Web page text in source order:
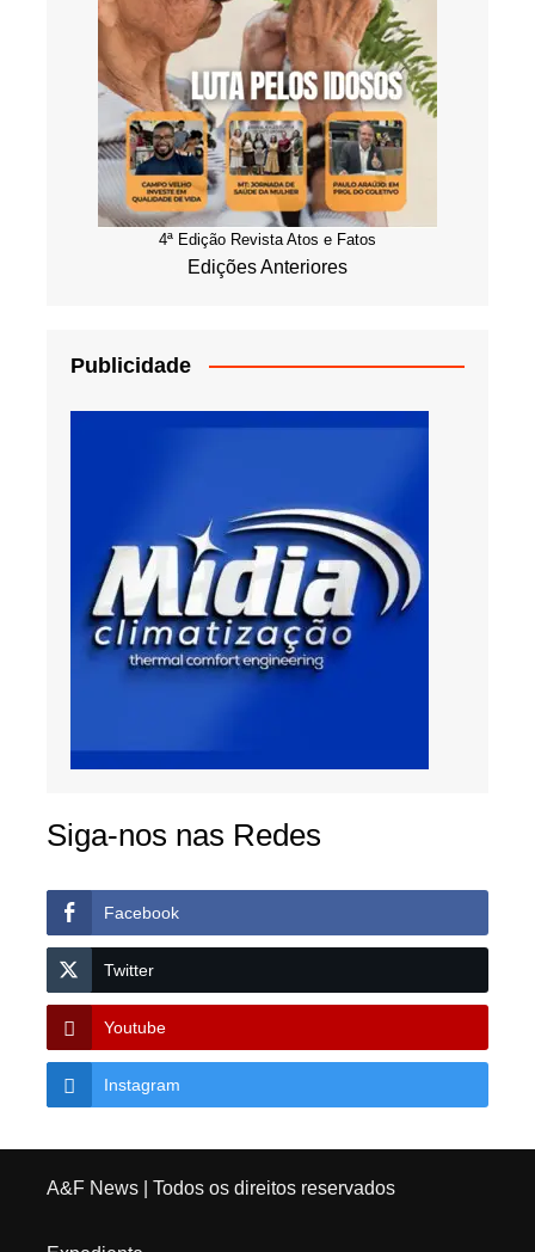
4ª Edição Revista Atos e Fatos
Edições Anteriores
Publicidade
Siga-nos nas Redes
Facebook
Twitter
Youtube
Instagram
A&F News| Todos os direitos reservados